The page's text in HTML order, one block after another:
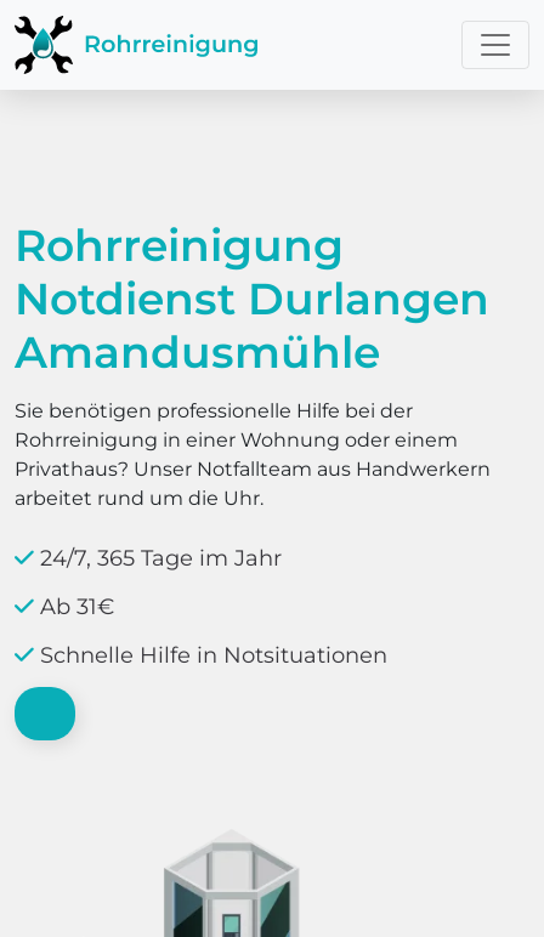
Rohrreinigung
Notdienst Durlangen
Amandusmühle
Sie benötigen professionelle Hilfe bei der
Rohrreinigung in einer Wohnung oder einem
Privathaus? Unser Notfallteam aus Handwerkern
arbeitet rund um die Uhr.
24/7, 365 Tage im Jahr
Ab 31€
Schnelle Hilfe in Notsituationen